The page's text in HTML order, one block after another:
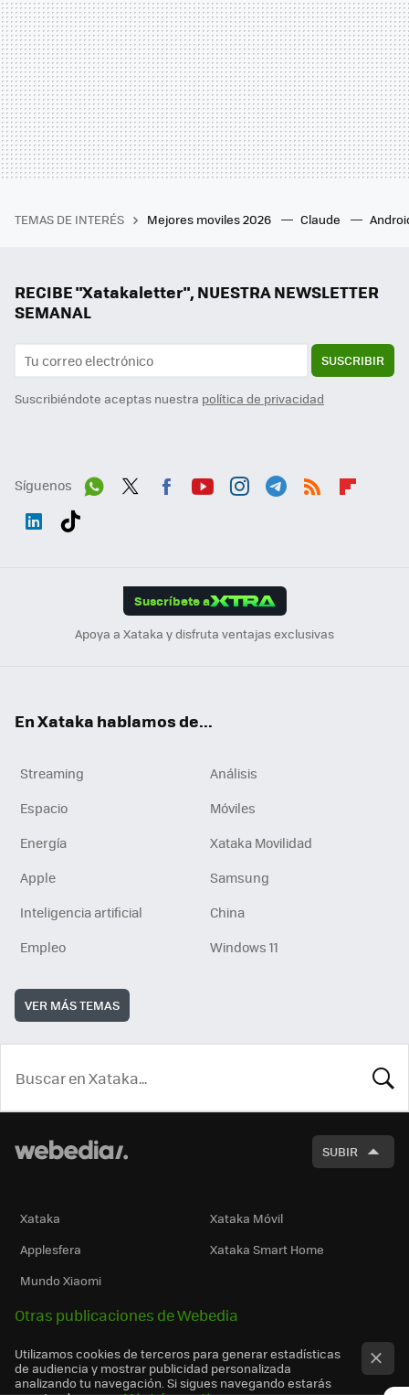
TEMAS DE INTERÉS Mejores moviles 2026 Claude
RECIBE "Xatakaletter", NUESTRA NEWSLETTER
SEMANAL
SUSCRIBIR
Suscribiéndote aceptas nuestra política de privacidad
Síguenos
Suscríbete a
Apoya a Xataka y disfruta ventajas exclusivas
En Xataka hablamos de...
Streaming
Análisis
Espacio
Móviles
Energía
Xataka Movilidad
Apple
Samsung
Inteligencia artificial
China
Empleo
Windows 11
VER MÁS TEMAS
SUBIR
Xataka
Xataka Móvil
Applesfera
Xataka Smart Home
Mundo Xiaomi
Otras publicaciones de Webedia
Utilizamos cookies de terceros para generar estadísticas
de audiencia y mostrar publicidad personalizada
analizando tu navegación. Si sigues navegando estarás